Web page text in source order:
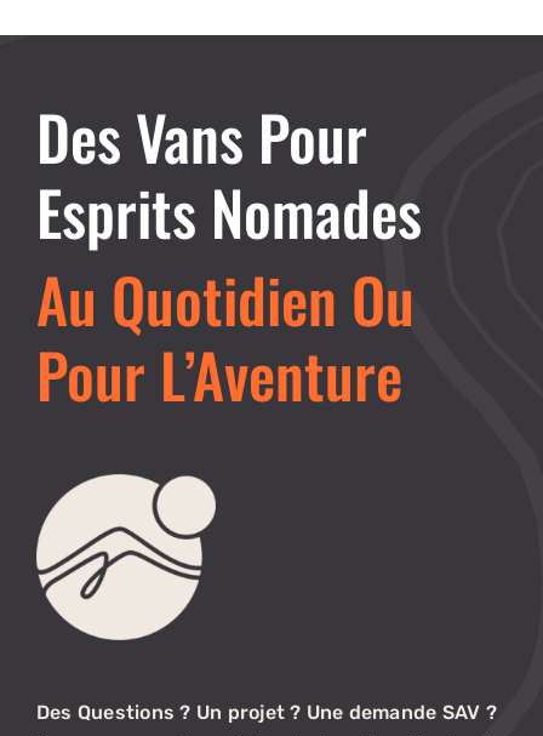
Des Vans Pour
Esprits Nomades
Au Quotidien Ou
Pour L’Aventure
Des Questions ? Un projet ? Une demande SAV ?